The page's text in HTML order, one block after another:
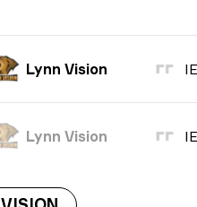
Lynn Vision
Lynn Vision